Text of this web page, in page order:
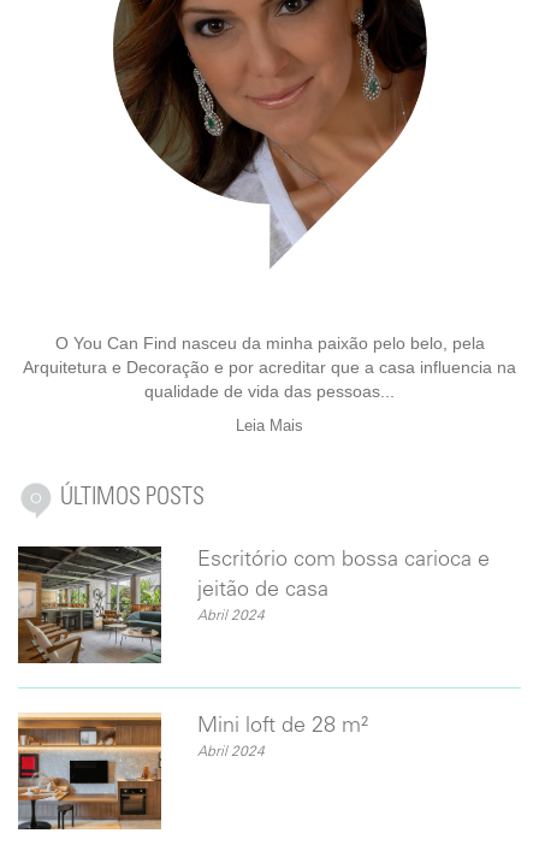
O You Can Find nasceu da minha paixão pelo belo, pela
Arquitetura e Decoração e por acreditar que a casa influencia na
qualidade de vida das pessoas...
Leia Mais
ÚLTIMOS POSTS
Escritório com bossa carioca e
jeitão de casa
Abril 2024
Mini loft de 28 m²
Abril 2024